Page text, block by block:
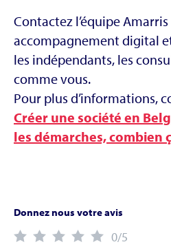
Contactez l’équipe
accompagnement digital
les indépendants, les
comme vous.
Pour plus d’informations,
Créer une société en
les démarches, combien
Donnez nous votre avis
0/5